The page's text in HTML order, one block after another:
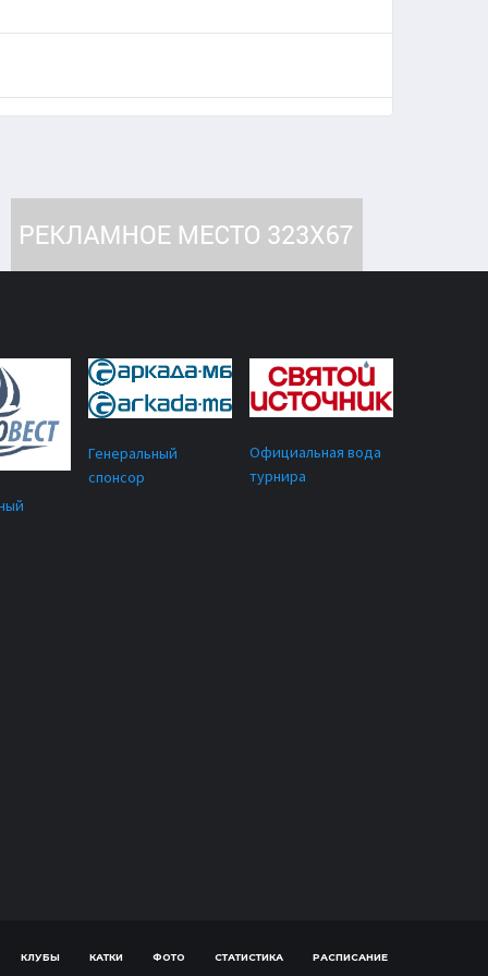
Генеральный
спонсор
Официальная вода
турнира
КЛУБЫ КАТКИ ФОТО СТАТИСТИКА РАСПИСАНИЕ